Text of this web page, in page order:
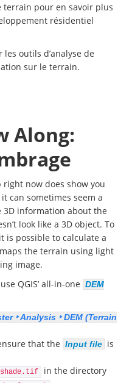
terrain pour en savoir plus
résidentiel
les outils d’analyse de
sur le terrain.
Along:
right now does show you
can sometimes seem a
information about the
look like a 3D object. To
is possible to calculate a
the terrain using light
image.
QGIS’ all-in-one DEM
‣ Analysis ‣ DEM (Terrain
that the Input file is
in the directory